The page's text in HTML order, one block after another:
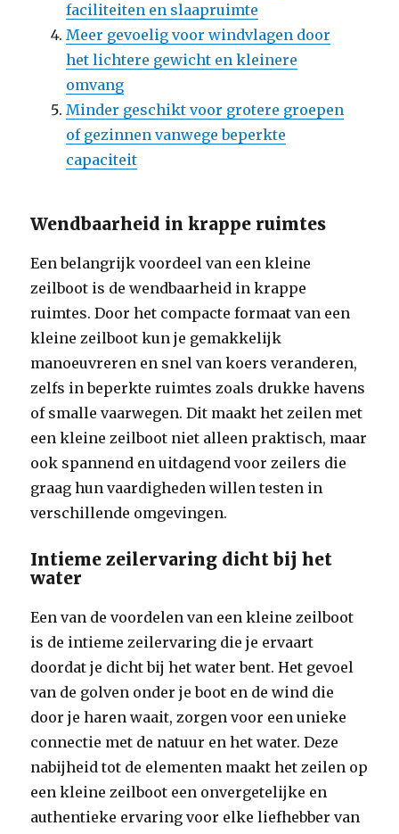
faciliteiten en slaapruimte
Meer gevoelig voor windvlagen door
het lichtere gewicht en kleinere
omvang
Minder geschikt voor grotere groepen
of gezinnen vanwege beperkte
capaciteit
Wendbaarheid in krappe ruimtes
Een belangrijk voordeel van een kleine
zeilboot is de wendbaarheid in krappe
ruimtes. Door het compacte formaat van een
kleine zeilboot kun je gemakkelijk
manoeuvreren en snel van koers veranderen,
zelfs in beperkte ruimtes zoals drukke havens
of smalle vaarwegen. Dit maakt het zeilen met
een kleine zeilboot niet alleen praktisch, maar
ook spannend en uitdagend voor zeilers die
graag hun vaardigheden willen testen in
verschillende omgevingen.
Intieme zeilervaring dicht bij het
water
Een van de voordelen van een kleine zeilboot
is de intieme zeilervaring die je ervaart
doordat je dicht bij het water bent. Het gevoel
van de golven onder je boot en de wind die
door je haren waait, zorgen voor een unieke
connectie met de natuur en het water. Deze
nabijheid tot de elementen maakt het zeilen op
een kleine zeilboot een onvergetelijke en
authentieke ervaring voor elke liefhebber van